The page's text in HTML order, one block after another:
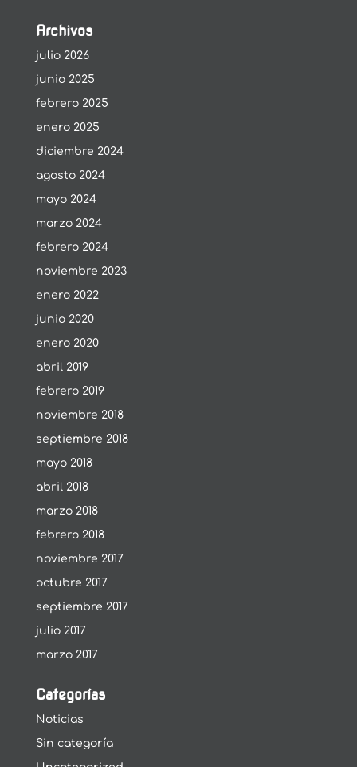
Archivos
julio 2026
junio 2025
febrero 2025
enero 2025
diciembre 2024
agosto 2024
mayo 2024
marzo 2024
febrero 2024
noviembre 2023
enero 2022
junio 2020
enero 2020
abril 2019
febrero 2019
noviembre 2018
septiembre 2018
mayo 2018
abril 2018
marzo 2018
febrero 2018
noviembre 2017
octubre 2017
septiembre 2017
julio 2017
marzo 2017
Categorías
Noticias
Sin categoría